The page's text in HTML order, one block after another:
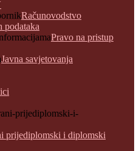
Računovodstvo
podataka
Pravo na pristup
Javna savjetovanja
prijediplomski i diplomski